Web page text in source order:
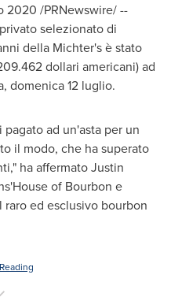
2020 /PRNewswire/ --
selezionato di
della Michter's è stato
dollari americani) ad
domenica 12 luglio.
ad un'asta per un
il modo, che ha superato
ha affermatoJustin
of Bourbon e
ed esclusivo bourbon